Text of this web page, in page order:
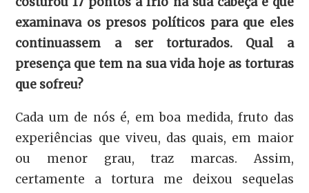
examinava os presos políticos para que eles
continuassem a ser torturados. Qual a
presença que tem na sua vida hoje as torturas
que sofreu?
Cada um de nós é, em boa medida, fruto das
experiências que viveu, das quais, em maior
ou menor grau, traz marcas. Assim,
certamente a tortura me deixou sequelas